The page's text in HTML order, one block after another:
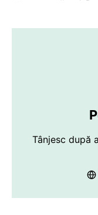
Tânjesc după